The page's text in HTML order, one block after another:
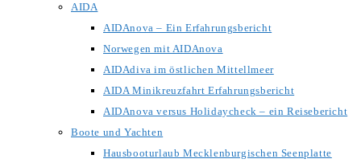
AIDA
AIDAnova – Ein Erfahrungsbericht
Norwegen mit AIDAnova
AIDAdiva im östlichen Mittellmeer
AIDA Minikreuzfahrt Erfahrungsbericht
AIDAnova versus Holidaycheck – ein Reisebericht
Boote und Yachten
Hausbooturlaub Mecklenburgischen Seenplatte